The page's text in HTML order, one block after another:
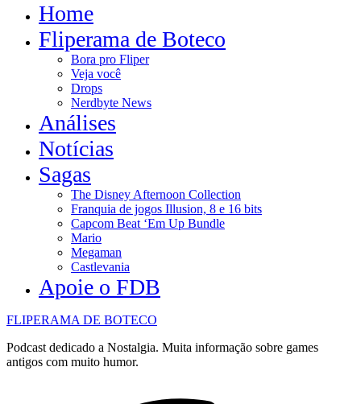
Home
Fliperama de Boteco
Bora pro Fliper
Veja você
Drops
Nerdbyte News
Análises
Notícias
Sagas
The Disney Afternoon Collection
Franquia de jogos Illusion, 8 e 16 bits
Capcom Beat ‘Em Up Bundle
Mario
Megaman
Castlevania
Apoie o FDB
FLIPERAMA DE BOTECO
Podcast dedicado a Nostalgia. Muita informação sobre games
antigos com muito humor.